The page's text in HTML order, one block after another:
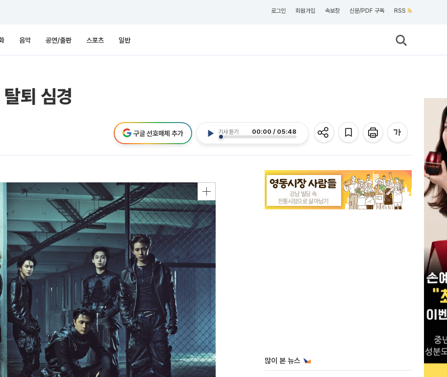
로그인 회원가입 속보창 신문/PDF 구독 RSS
음악 공연/출판 스포츠 일반
퇴 심경
기사 듣기 00:00 / 05:48
구글 선호매체 추가
많이 본 뉴스